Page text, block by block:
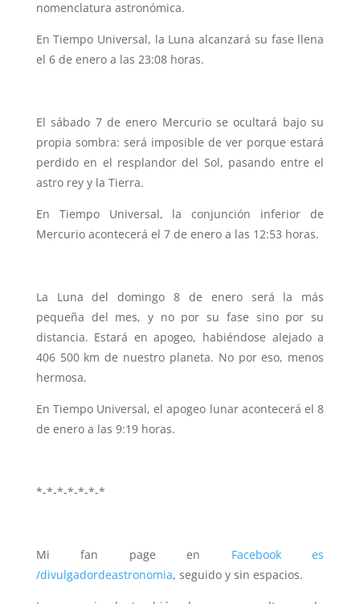
nomenclatura astronómica.
En Tiempo Universal, la Luna alcanzará su fase llena
el 6 de enero a las 23:08 horas.
El sábado 7 de enero Mercurio se ocultará bajo su
propia sombra: será imposible de ver porque estará
perdido en el resplandor del Sol, pasando entre el
astro rey y la Tierra.
En Tiempo Universal, la conjunción inferior de
Mercurio acontecerá el 7 de enero a las 12:53 horas.
La Luna del domingo 8 de enero será la más
pequeña del mes, y no por su fase sino por su
distancia. Estará en apogeo, habiéndose alejado a
406 500 km de nuestro planeta. No por eso, menos
hermosa.
En Tiempo Universal, el apogeo lunar acontecerá el 8
de enero a las 9:19 horas.
*-*-*-*-*-*-*
Mi fan page en Facebook es
/divulgadordeastronomia, seguido y sin espacios.